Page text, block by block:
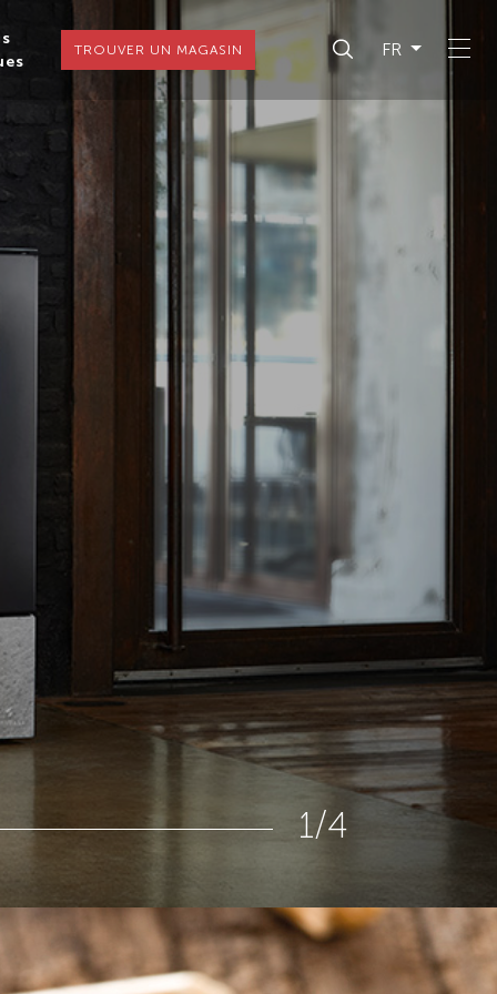
TROUVER UN MAGASIN FR
1/4